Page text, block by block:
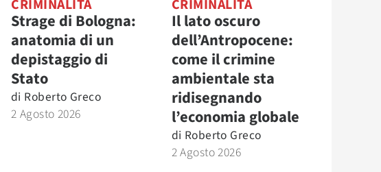
CRIMINALITÀ
Strage di Bologna:
anatomia di un
depistaggio di
Stato
di Roberto Greco
2 Agosto 2026
CRIMINALITÀ
Il lato oscuro
dell’Antropocene:
come il crimine
ambientale sta
ridisegnando
l’economia globale
di Roberto Greco
2 Agosto 2026